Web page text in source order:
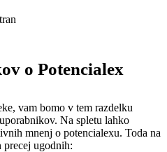
o Potencialex
vam bomo v tem razdelku
Na spletu lahko
mnenj o potencialexu. Toda na
precej ugodnih: